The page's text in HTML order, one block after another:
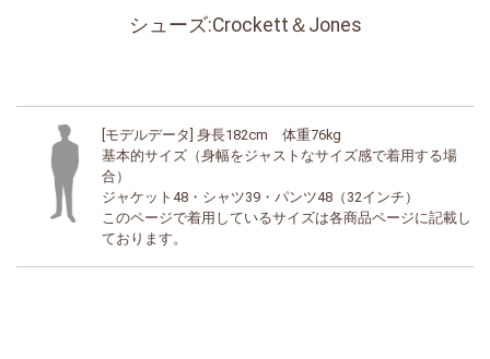
シューズ:Crockett＆Jones
[モデルデータ] 身長182cm 体重76kg
基本的サイズ（身幅をジャストなサイズ感で着用する場
合）
ジャケット48・シャツ39・パンツ48（32インチ）
このページで着用しているサイズは各商品ページに記載し
ております。